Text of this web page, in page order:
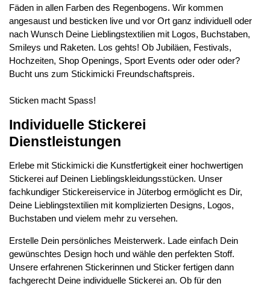
Fäden in allen Farben des Regenbogens. Wir kommen
angesaust und besticken live und vor Ort ganz individuell oder
nach Wunsch Deine Lieblingstextilien mit Logos, Buchstaben,
Smileys und Raketen. Los gehts! Ob Jubiläen, Festivals,
Hochzeiten, Shop Openings, Sport Events oder oder oder?
Bucht uns zum Stickimicki Freundschaftspreis.
Sticken macht Spass!
Individuelle Stickerei
Dienstleistungen
Erlebe mit Stickimicki die Kunstfertigkeit einer hochwertigen
Stickerei auf Deinen Lieblingskleidungsstücken. Unser
fachkundiger Stickereiservice in Jüterbog ermöglicht es Dir,
Deine Lieblingstextilien mit komplizierten Designs, Logos,
Buchstaben und vielem mehr zu versehen.
Erstelle Dein persönliches Meisterwerk. Lade einfach Dein
gewünschtes Design hoch und wähle den perfekten Stoff.
Unsere erfahrenen Stickerinnen und Sticker fertigen dann
fachgerecht Deine individuelle Stickerei an. Ob für den